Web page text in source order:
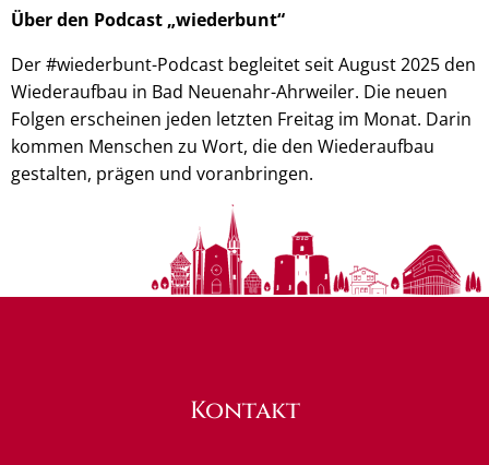
Über den Podcast „wiederbunt“
Der #wiederbunt-Podcast begleitet seit August 2025 den
Wiederaufbau in Bad Neuenahr-Ahrweiler. Die neuen
Folgen erscheinen jeden letzten Freitag im Monat. Darin
kommen Menschen zu Wort, die den Wiederaufbau
gestalten, prägen und voranbringen.
Kontakt